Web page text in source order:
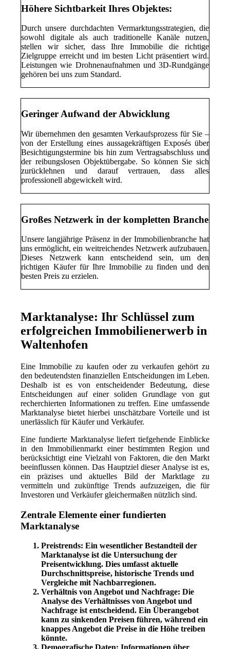
Höhere Sichtbarkeit Ihres Objektes:
Durch unsere durchdachten Vermarktungsstrategien, die
sowohl digitale als auch traditionelle Kanäle nutzen,
stellen wir sicher, dass Ihre Immobilie die richtige
Zielgruppe erreicht und im besten Licht präsentiert wird.
Leistungen wie Drohnenaufnahmen und 3D-Rundgänge
gehören bei uns zum Standard.
Geringer Aufwand der Abwicklung
Wir übernehmen den gesamten Verkaufsprozess für Sie –
von der Erstellung eines aussagekräftigen Exposés über
Besichtigungstermine bis hin zum Vertragsabschluss und
der reibungslosen Objektübergabe. So können Sie sich
zurücklehnen und darauf vertrauen, dass alles
professionell abgewickelt wird.
Großes Netzwerk in der kompletten Branche
Unsere langjährige Präsenz in der Immobilienbranche hat
uns ermöglicht, ein weitreichendes Netzwerk aufzubauen.
Dieses Netzwerk kann entscheidend sein, um den
richtigen Käufer für Ihre Immobilie zu finden und den
besten Preis zu erzielen.
Marktanalyse: Ihr Schlüssel zum
erfolgreichen Immobilienerwerb in
Waltenhofen
Eine Immobilie zu kaufen oder zu verkaufen gehört zu
den bedeutendsten finanziellen Entscheidungen im Leben.
Deshalb ist es von entscheidender Bedeutung, diese
Entscheidungen auf einer soliden Grundlage von gut
recherchierten Informationen zu treffen. Eine umfassende
Marktanalyse bietet hierbei unschätzbare Vorteile und ist
unerlässlich für Käufer und Verkäufer.
Eine fundierte Marktanalyse liefert tiefgehende Einblicke
in den Immobilienmarkt einer bestimmten Region und
berücksichtigt eine Vielzahl von Faktoren, die den Markt
beeinflussen können. Das Hauptziel dieser Analyse ist es,
ein präzises und aktuelles Bild der Marktlage zu
vermitteln und zukünftige Trends aufzuzeigen, die für
Investoren und Verkäufer gleichermaßen nützlich sind.
Zentrale Elemente einer fundierten
Marktanalyse
Preistrends: Ein wesentlicher Bestandteil der
Marktanalyse ist die Untersuchung der
Preisentwicklung. Dies umfasst aktuelle
Durchschnittspreise, historische Trends und
Vergleiche mit Nachbarregionen.
Verhältnis von Angebot und Nachfrage: Die
Analyse des Verhältnisses von Angebot und
Nachfrage ist entscheidend. Ein Überangebot
kann zu sinkenden Preisen führen, während ein
knappes Angebot die Preise in die Höhe treiben
könnte.